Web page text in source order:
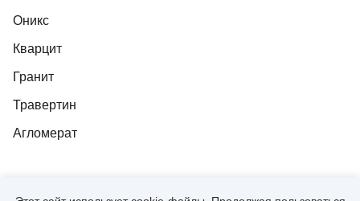
Оникс
Кварцит
Гранит
Травертин
Агломерат